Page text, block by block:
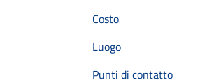
Costo
Luogo
Punti di contatto